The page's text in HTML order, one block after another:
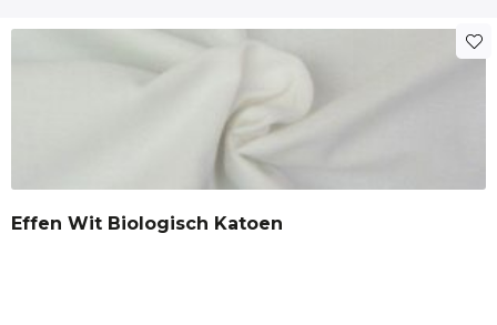
Effen Wit Biologisch Katoen